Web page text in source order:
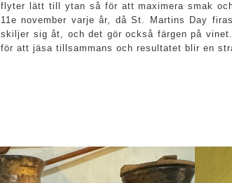
flyter lätt till ytan så för att maximera smak
11e november varje år, då St. Martins Day
skiljer sig åt, och det gör också färgen på
för att jäsa tillsammans och resultatet blir en